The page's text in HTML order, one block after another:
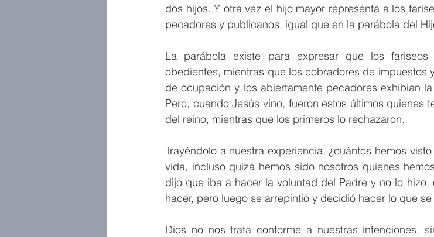
dos hijos. Y otra vez el hijo mayor representa a los
pecadores y publicanos, igual que en la parábola del
La parábola existe para expresar que los
obedientes, mientras que los cobradores de impuestos
de ocupación y los abiertamente pecadores exhibían
Pero, cuando Jesús vino, fueron estos últimos quienes
del reino, mientras que los primeros lo rechazaron.
Trayéndolo a nuestra experiencia, ¿cuántos hemos
vida, incluso quizá hemos sido nosotros quienes
dijo que iba a hacer la voluntad del Padre y no lo
hacer, pero luego se arrepintió y decidió hacer lo que
Dios no nos trata conforme a nuestras intenciones,